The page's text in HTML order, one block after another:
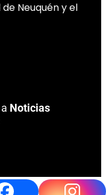
Neuquén y el
Noticias